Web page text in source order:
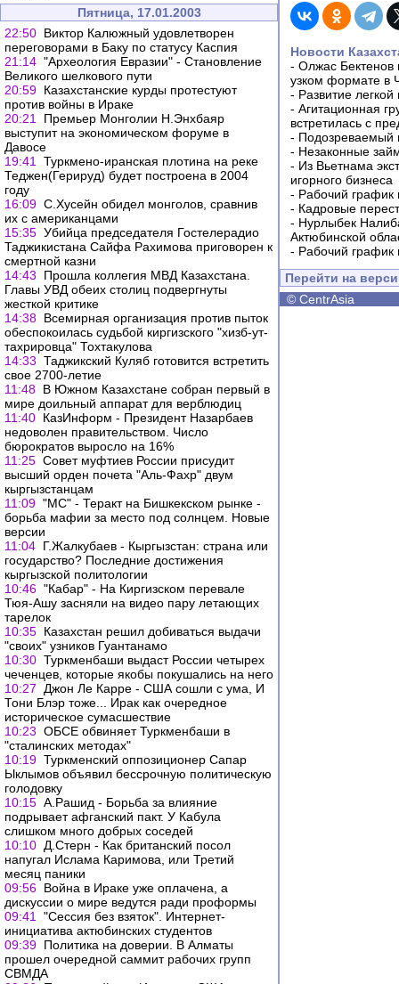
Пятница, 17.01.2003
22:50 Виктор Калюжный удовлетворен
переговорами в Баку по статусу Каспия
21:14 "Археология Евразии" - Становление
Великого шелкового пути
20:59 Казахстанские курды протестуют
против войны в Ираке
20:21
Премьер Монголии Н.Энхбаяр
выступит на экономическом форуме в
Давосе
19:41
Туркмено-иранская плотина на реке
Теджен(Герируд) будет построена в 2004
году
16:09 С.Хусейн обидел монголов, сравнив
их с американцами
15:35 Убийца председателя Гостелерадио
Таджикистана Сайфа Рахимова приговорен к
смертной казни
14:43
Прошла коллегия МВД Казахстана.
Главы УВД обеих столиц подвергнуты
жесткой критике
14:38 Всемирная организация против пыток
обеспокоилась судьбой киргизского "хизб-ут-
тахрировца" Тохтакулова
14:33 Таджикский Куляб готовится встретить
свое 2700-летие
11:48 В Южном Казахстане собран первый в
мире доильный аппарат для верблюдиц
11:40 КазИнформ - Президент Назарбаев
недоволен правительством. Число
бюрократов выросло на 16%
11:25 Совет муфтиев России присудит
высший орден почета "Аль-Фахр" двум
кыргызстанцам
11:09 "МС" - Теракт на Бишкекском рынке -
борьба мафии за место под солнцем. Новые
версии
11:04 Г.Жалкубаев - Кыргызстан: страна или
государство? Последние достижения
кыргызской политологии
10:46 "Кабар" - На Киргизском перевале
Тюя-Ашу засняли на видео пару летающих
тарелок
10:35 Казахстан решил добиваться выдачи
"своих" узников Гуантанамо
10:30 Туркменбаши выдаст России четырех
чеченцев, которые якобы покушались на него
10:27
Джон Ле Карре - США сошли с ума, И
Тони Блэр тоже... Ирак как очередное
историческое сумасшествие
10:23 ОБСЕ обвиняет Туркменбаши в
"сталинских методах"
10:19 Туркменский оппозиционер Сапар
Ыклымов объявил бессрочную политическую
голодовку
10:15 А.Рашид - Борьба за влияние
подрывает афганский пакт. У Кабула
слишком много добрых соседей
10:10 Д.Стерн - Как британский посол
напугал Ислама Каримова, или Третий
месяц паники
09:56 Война в Ираке уже оплачена, а
дискуссии о мире ведутся ради проформы
09:41
"Сессия без взяток". Интернет-
инициатива актюбинских студентов
09:39 Политика на доверии. В Алматы
прошел очередной саммит рабочих групп
СВМДА
Новости
- Олжас Бектенов
узком формате в
- Развитие
- Агитационная
встретилась с
- Подозреваемый
- Незаконные
- Из Вьетнама
игорного бизнеса
- Рабочий график
- Кадровые
- Нурлыбек
Актюбинской
- Рабочий график
Перейти на
© CentrAsia